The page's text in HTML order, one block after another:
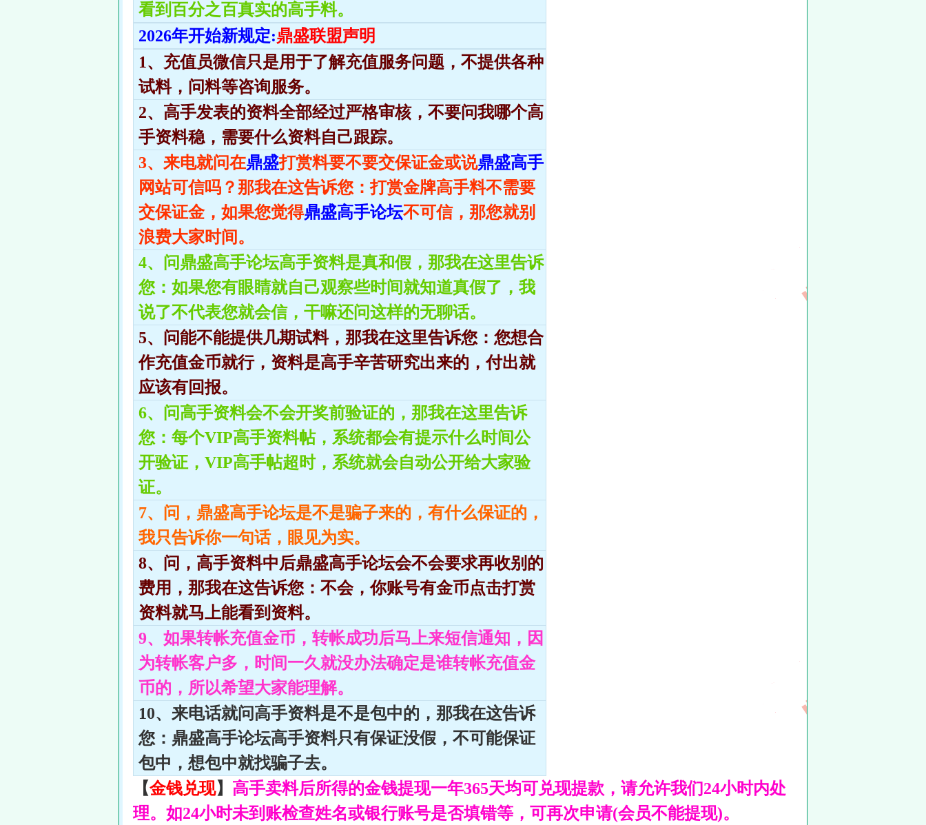
看到百分之百真实的高手料。
2026年开始新规定:鼎盛联盟声明
1、充值员微信只是用于了解充值服务问题，不提供各种
试料，问料等咨询服务。
2、高手发表的资料全部经过严格审核，不要问我哪个高
手资料稳，需要什么资料自己跟踪。
3、来电就问在鼎盛打赏料要不要交保证金或说鼎盛高手
网站可信吗？那我在这告诉您：打赏金牌高手料不需要
交保证金，如果您觉得鼎盛高手论坛不可信，那您就别
浪费大家时间。
4、问鼎盛高手论坛高手资料是真和假，那我在这里告诉
您：如果您有眼睛就自己观察些时间就知道真假了，我
说了不代表您就会信，干嘛还问这样的无聊话。
5、问能不能提供几期试料，那我在这里告诉您：您想合
作充值金币就行，资料是高手辛苦研究出来的，付出就
应该有回报。
6、问高手资料会不会开奖前验证的，那我在这里告诉
您：每个VIP高手资料帖，系统都会有提示什么时间公
开验证，VIP高手帖超时，系统就会自动公开给大家验
证。
7、问，鼎盛高手论坛是不是骗子来的，有什么保证的，
我只告诉你一句话，眼见为实。
8、问，高手资料中后鼎盛高手论坛会不会要求再收别的
费用，那我在这告诉您：不会，你账号有金币点击打赏
资料就马上能看到资料。
9、如果转帐充值金币，转帐成功后马上来短信通知，因
为转帐客户多，时间一久就没办法确定是谁转帐充值金
币的，所以希望大家能理解。
10、来电话就问高手资料是不是包中的，那我在这告诉
您：鼎盛高手论坛高手资料只有保证没假，不可能保证
包中，想包中就找骗子去。
【金钱兑现】 高手卖料后所得的金钱提现一年365天均可兑现提款，请允许我们24小时内处
理。如24小时未到账检查姓名或银行账号是否填错等，可再次申请(会员不能提现)。